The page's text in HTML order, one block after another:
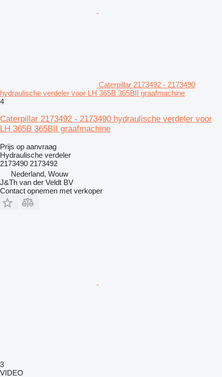
Caterpillar 2173492 - 2173490
hydraulische verdeler voor LH 365B 365BII graafmachine
4
Caterpillar 2173492 - 2173490 hydraulische verdeler voor
LH 365B 365BII graafmachine
Prijs op aanvraag
Hydraulische verdeler
2173490 2173492
Nederland, Wouw
J&Th van der Veldt BV
Contact opnemen met verkoper
3
VIDEO